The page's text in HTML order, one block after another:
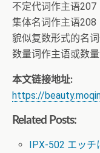
不定代词作主语207
集体名词作主语208
貌似复数形式的名
数量词作主语或数
本文链接地址:
https://
Related Posts:
IPX-502 エッチ